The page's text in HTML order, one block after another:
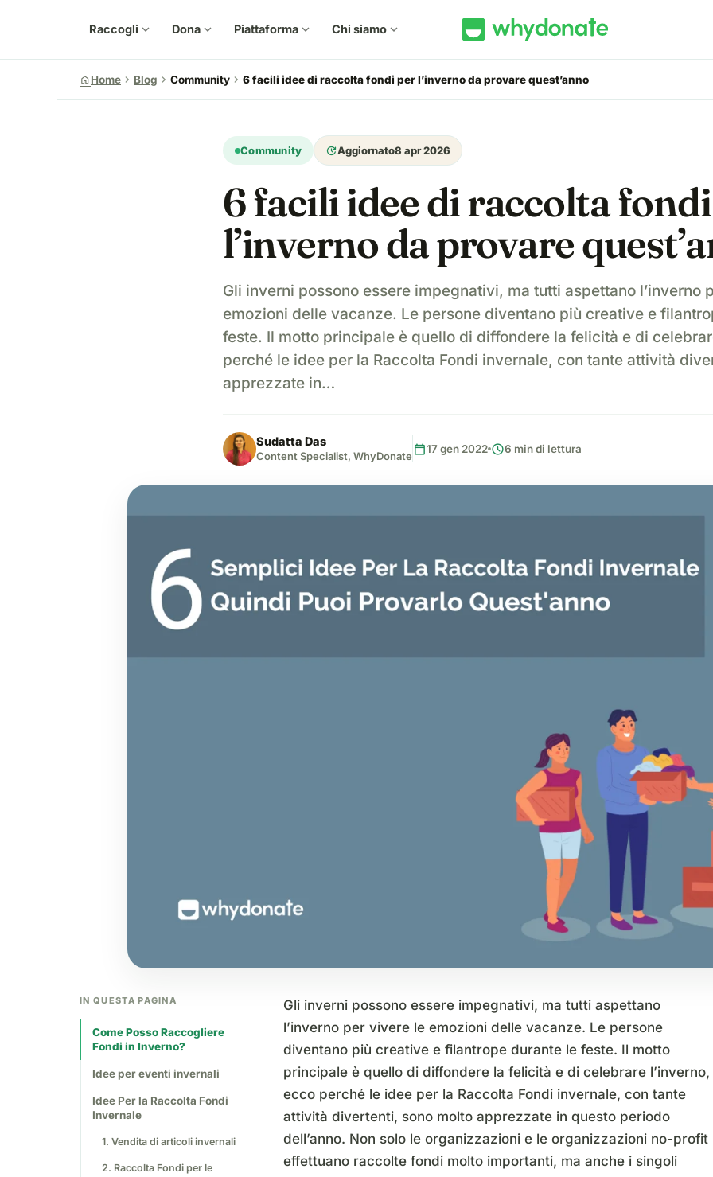
Raccogli expand_more Dona expand_more Piattaforma expand_more Chi siamo expand_more
homeHome chevron_right Blog chevron_right Community chevron_right 6 facili idee di raccolta fondi per l’inverno da provare quest’anno
Community updateAggiornato8 apr 2026
6 facili idee di raccolta
l’inverno da provare
Gli inverni possono essere impegnativi, ma tutti aspettano l’inverno
emozioni delle vacanze. Le persone diventano più creative e
feste. Il motto principale è quello di diffondere la felicità e di
perché le idee per la Raccolta Fondi invernale, con tante attività
apprezzate in…
Sudatta Das
Content Specialist, WhyDonate calendar_today17 gen 2022 schedule6 min di lettura
IN QUESTA PAGINA
Come Posso Raccogliere
Fondi in Inverno?
Idee per eventi invernali
Idee Per la Raccolta Fondi
Invernale
1. Vendita di articoli invernali
2. Raccolta Fondi per le
Gli inverni possono essere impegnativi, ma tutti aspettano
l’inverno per vivere le emozioni delle vacanze. Le persone
diventano più creative e filantrope durante le feste. Il motto
principale è quello di diffondere la felicità e di celebrare l’inverno,
ecco perché le idee per la Raccolta Fondi invernale, con tante
attività divertenti, sono molto apprezzate in questo periodo
dell’anno. Non solo le organizzazioni e le organizzazioni no-profit
effettuano raccolte fondi molto importanti, ma anche i singoli